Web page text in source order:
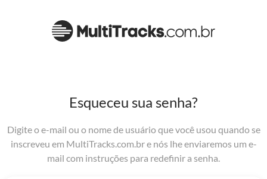
Esqueceu sua senha?
Digite o e-mail ou o nome de usuário que você usou quando se
inscreveu em MultiTracks.com.br e nós lhe enviaremos um e-
mail com instruções para redefinir a senha.